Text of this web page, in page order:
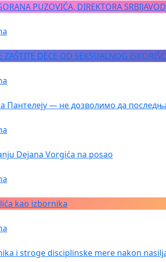
PUZOVIĆA, DIREKTORA
ZAŠTITE DECE OD SEKSUALNOG
Пантелеју — не дозволимо да
Dejana Vorgića na posao
kao izbornika
i stroge disciplinske mere nakon